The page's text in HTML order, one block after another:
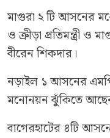
মাগুরা ২ টি আসনের
ও ক্রীড়া প্রতিমন্ত্রী
বীরেন শিকদার।
নড়াইল ১ আসনের
মনোনয়ন ঝুুঁকিতে
বাগেরহাটের ৪টি